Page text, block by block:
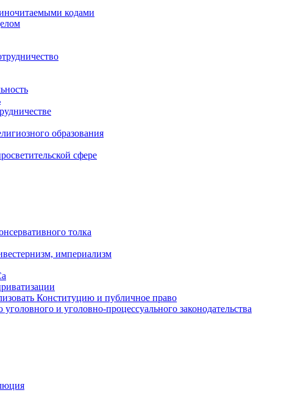
кодами
образования
сфере
толка
империализм
Конституцию и публичное право
и уголовно-процессуального законодательства